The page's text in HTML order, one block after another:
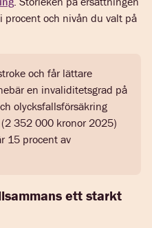
procent och nivån du valt på
och får lättare
en invaliditetsgrad på
olycksfallsförsäkring
352 000 kronor 2025)
15 procent av
ett starkt